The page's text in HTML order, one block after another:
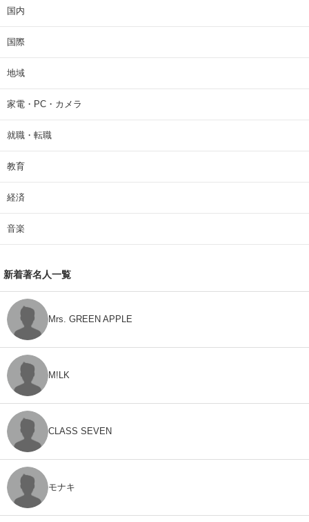
国内
国際
地域
家電・PC・カメラ
就職・転職
教育
経済
音楽
新着著名人一覧
Mrs. GREEN APPLE
M!LK
CLASS SEVEN
モナキ